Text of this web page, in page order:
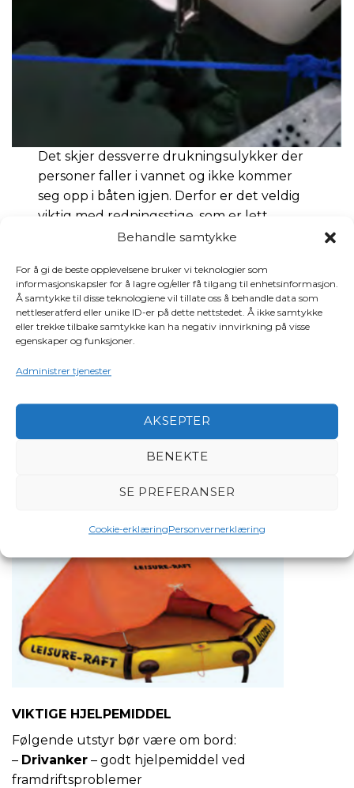
Behandle samtykke
For å gi de beste opplevelsene bruker vi teknologier som
informasjonskapsler for å lagre og/eller få tilgang til enhetsinformasjon.
Å samtykke til disse teknologiene vil tillate oss å behandle data som
nettleseratferd eller unike ID-er på dette nettstedet. Å ikke samtykke
eller trekke tilbake samtykke kan ha negativ innvirkning på visse
egenskaper og funksjoner.
Administrer tjenester
AKSEPTER
BENEKTE
SE PREFERANSER
Cookie-erklæringPersonvernerklæring
Det skjer dessverre drukningsulykker der
personer faller i vannet og ikke kommer
seg opp i båten igjen. Derfor er det veldig
viktig med redningsstige, som er lett
tilgjengelig fra vann. På nyere båter er det
på det sterkeste å montere redningsstige
på eldre båter.
REDNINGSFLÅTE/JOLLE
velges ut fra hvilke områder en skal ferdes i og hvor
viktig å plassere flåten slik at det er enkelt å få den
på sjøen. I fritidsbåter er det 5 års intervall på
inspeksjon av redningsflåte. Mange båter har en
lappesaker og luftpumpe om bord.
VIKTIGE HJELPEMIDDEL
Følgende utstyr bør være om bord:
– Drivanker – godt hjelpemiddel ved
framdriftsproblemer